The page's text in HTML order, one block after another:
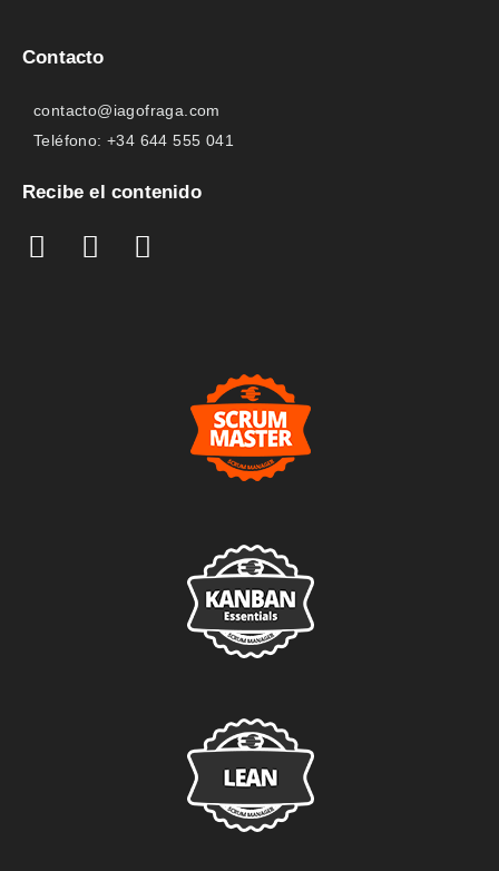
Contacto
contacto@iagofraga.com
Teléfono: +34 644 555 041
Recibe el contenido